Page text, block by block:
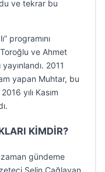
ve tekrar bu
programını
ve Ahmet
2011
yapan Muhtar, bu
yılı Kasım
KİMDİR?
gündeme
Selin Çağlayan